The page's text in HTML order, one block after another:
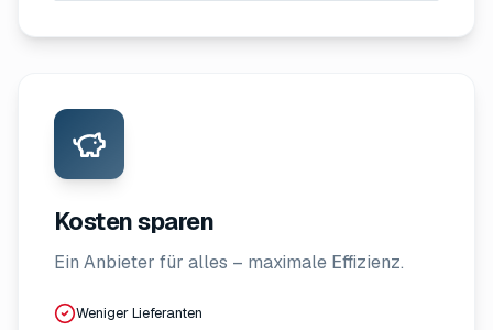
Kosten sparen
Ein Anbieter für alles – maximale Effizienz.
Weniger Lieferanten